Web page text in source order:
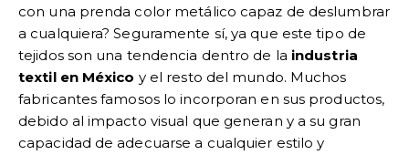
con una prenda color metálico capaz de deslumbrar
a cualquiera? Seguramente sí, ya que este tipo de
tejidos son una tendencia dentro de la industria
textil en México y el resto del mundo. Muchos
fabricantes famosos lo incorporan en sus productos,
debido al impacto visual que generan y a su gran
capacidad de adecuarse a cualquier estilo y